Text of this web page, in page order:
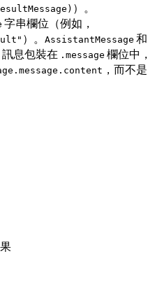
）。
字串欄位（例如，
）。 AssistantMessage 和
息包裝在 .message 欄位中，
，而不是